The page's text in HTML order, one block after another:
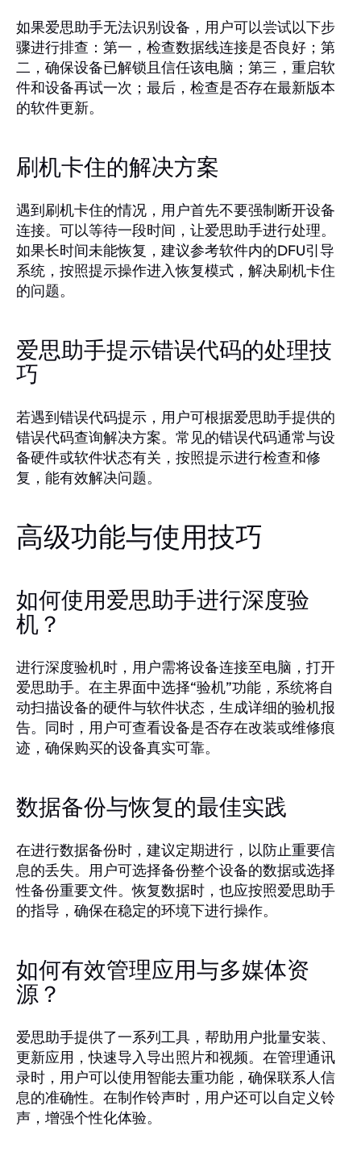
如果爱思助手无法识别设备，用户可以尝试以下步
骤进行排查：第一，检查数据线连接是否良好；第
二，确保设备已解锁且信任该电脑；第三，重启软
件和设备再试一次；最后，检查是否存在最新版本
的软件更新。
刷机卡住的解决方案
遇到刷机卡住的情况，用户首先不要强制断开设备
连接。可以等待一段时间，让爱思助手进行处理。
如果长时间未能恢复，建议参考软件内的DFU引导
系统，按照提示操作进入恢复模式，解决刷机卡住
的问题。
爱思助手提示错误代码的处理技
巧
若遇到错误代码提示，用户可根据爱思助手提供的
错误代码查询解决方案。常见的错误代码通常与设
备硬件或软件状态有关，按照提示进行检查和修
复，能有效解决问题。
高级功能与使用技巧
如何使用爱思助手进行深度验
机？
进行深度验机时，用户需将设备连接至电脑，打开
爱思助手。在主界面中选择“验机”功能，系统将自
动扫描设备的硬件与软件状态，生成详细的验机报
告。同时，用户可查看设备是否存在改装或维修痕
迹，确保购买的设备真实可靠。
数据备份与恢复的最佳实践
在进行数据备份时，建议定期进行，以防止重要信
息的丢失。用户可选择备份整个设备的数据或选择
性备份重要文件。恢复数据时，也应按照爱思助手
的指导，确保在稳定的环境下进行操作。
如何有效管理应用与多媒体资
源？
爱思助手提供了一系列工具，帮助用户批量安装、
更新应用，快速导入导出照片和视频。在管理通讯
录时，用户可以使用智能去重功能，确保联系人信
息的准确性。在制作铃声时，用户还可以自定义铃
声，增强个性化体验。